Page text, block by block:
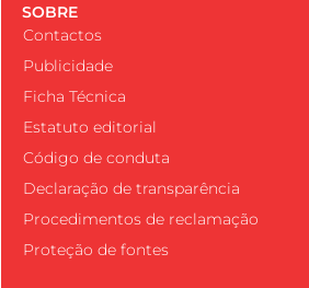
SOBRE
Contactos
Publicidade
Ficha Técnica
Estatuto editorial
Código de conduta
Declaração de transparência
Procedimentos de reclamação
Proteção de fontes